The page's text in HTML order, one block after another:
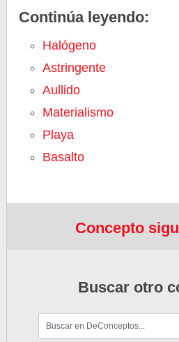
Continúa leyendo:
Halógeno
Astringente
Aullido
Materialismo
Playa
Basalto
Concepto
Buscar otro